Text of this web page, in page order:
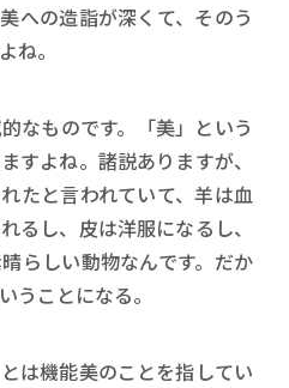
への造詣が深くて、そのう
ね。
なものです。「美」という
すよね。諸説ありますが、
たと言われていて、羊は血
るし、皮は洋服になるし、
らしい動物なんです。だか
うことになる。
は機能美のことを指してい